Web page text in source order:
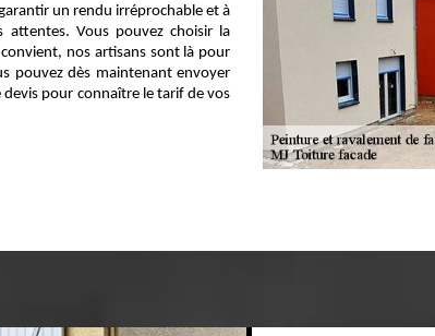
un rendu irréprochable et à
attentes. Vous pouvez choisir la
nos artisans sont là pour
pouvez dès maintenant envoyer
pour connaître le tarif de vos